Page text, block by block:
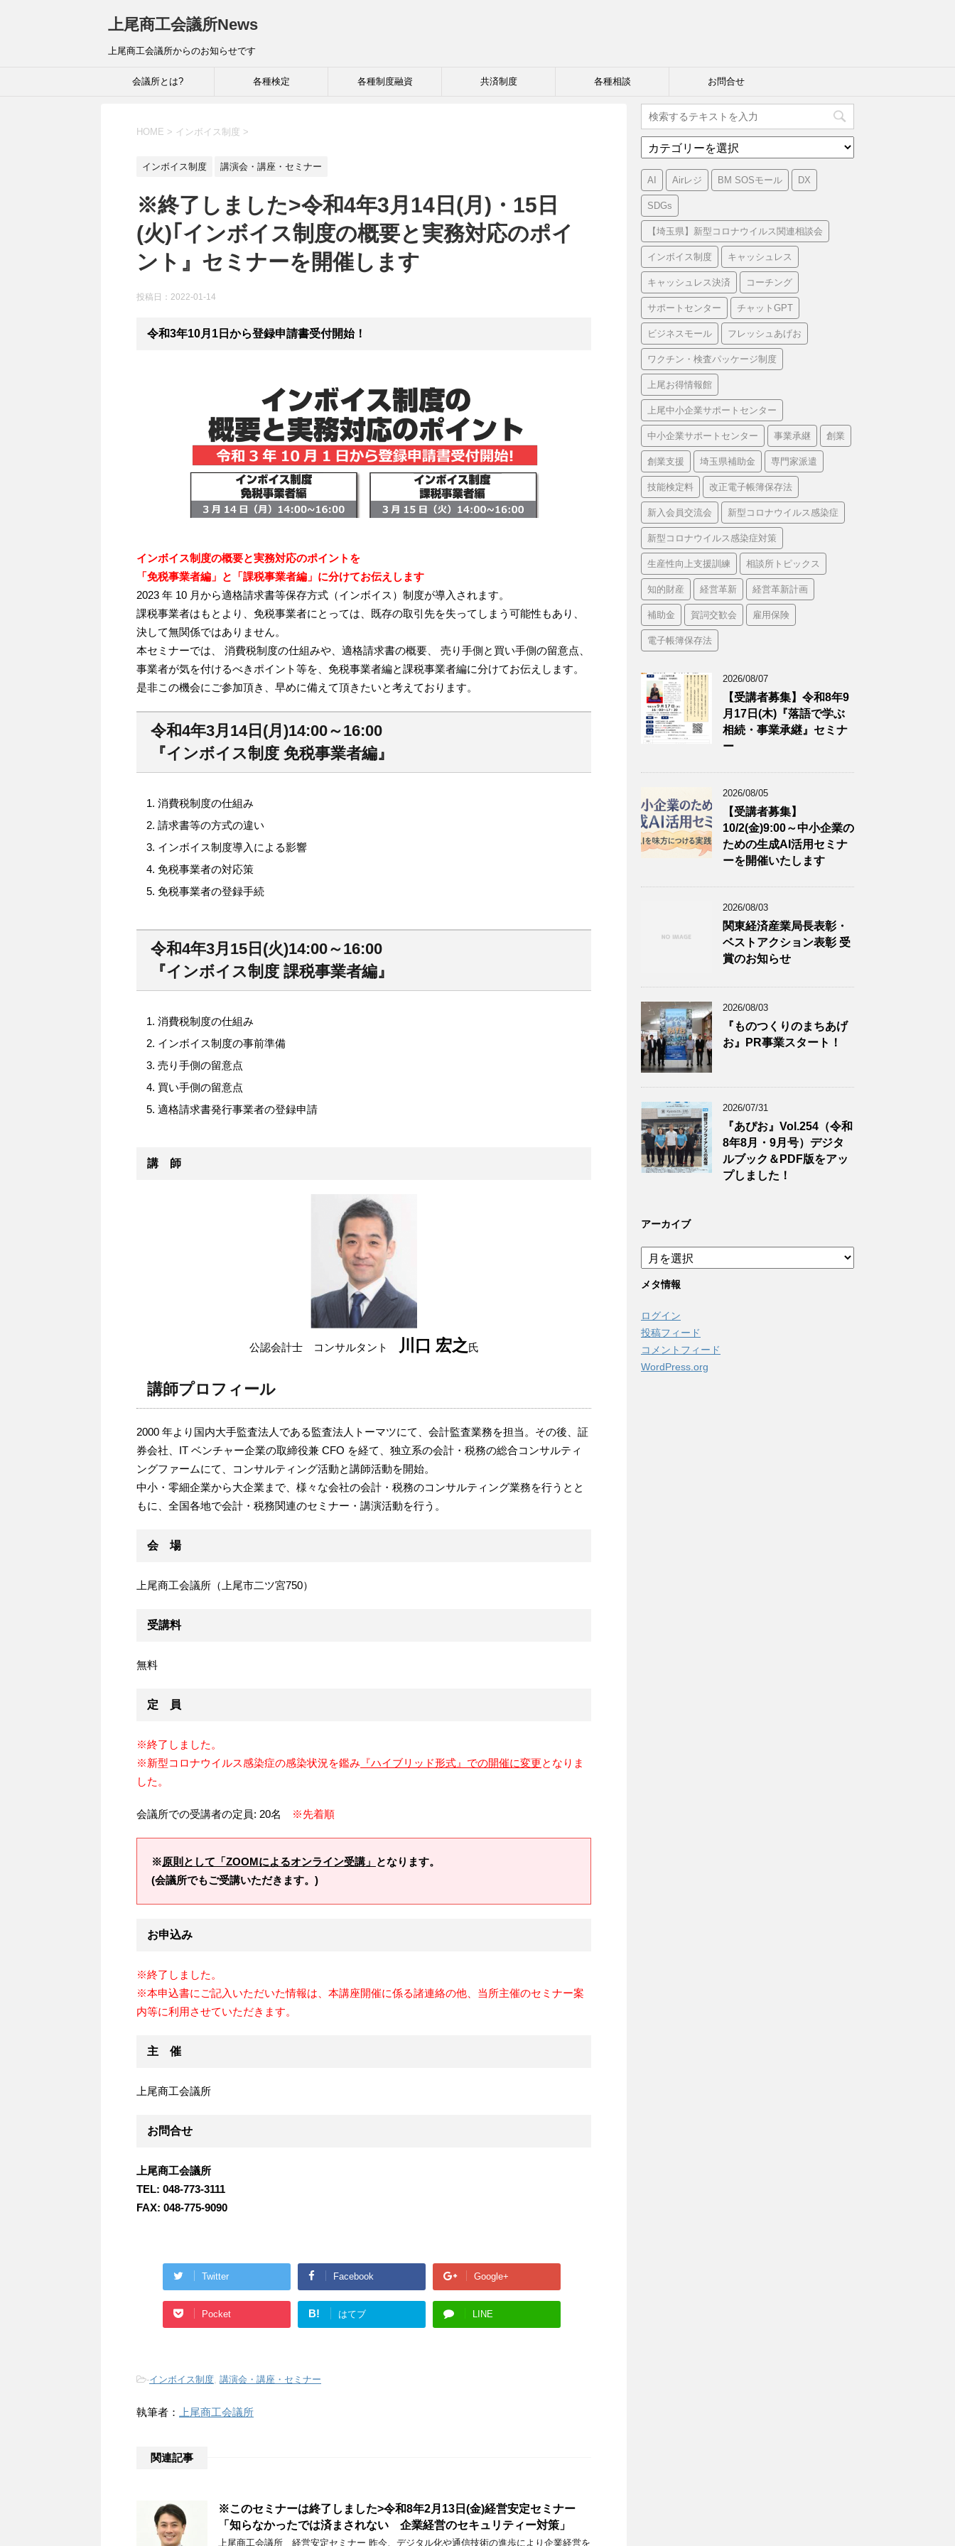
上尾商工会議所News
上尾商工会議所からのお知らせです
会議所とは? 各種検定 各種制度融資 共済制度 各種相談 お問合せ
HOME > インボイス制度 >
インボイス制度 講演会・講座・セミナー
※終了しました>令和4年3月14日(月)・15日
(火)｢インボイス制度の概要と実務対応のポイ
ント』セミナーを開催します
投稿日： 2022-01-14
令和3年10月1日から登録申請書受付開始！
インボイス制度の概要と実務対応のポイントを
「免税事業者編」と「課税事業者編」に分けてお伝えします
2023 年 10 月から適格請求書等保存方式（インボイス）制度が導入されます。
課税事業者はもとより、免税事業者にとっては、既存の取引先を失ってしまう可能性もあり、
決して無関係ではありません。
本セミナーでは、 消費税制度の仕組みや、適格請求書の概要、 売り手側と買い手側の留意点、
事業者が気を付けるべきポイント等を、免税事業者編と課税事業者編に分けてお伝えします。
是非この機会にご参加頂き、早めに備えて頂きたいと考えております。
令和4年3月14日(月)14:00～16:00
『インボイス制度 免税事業者編』
消費税制度の仕組み
請求書等の方式の違い
インボイス制度導入による影響
免税事業者の対応策
免税事業者の登録手続
令和4年3月15日(火)14:00～16:00
『インボイス制度 課税事業者編』
消費税制度の仕組み
インボイス制度の事前準備
売り手側の留意点
買い手側の留意点
適格請求書発行事業者の登録申請
講 師
公認会計士 コンサルタント 川口 宏之氏
講師プロフィール
2000 年より国内大手監査法人である監査法人トーマツにて、会計監査業務を担当。その後、証
券会社、IT ベンチャー企業の取締役兼 CFO を経て、独立系の会計・税務の総合コンサルティ
ングファームにて、コンサルティング活動と講師活動を開始。
中小・零細企業から大企業まで、様々な会社の会計・税務のコンサルティング業務を行うとと
もに、全国各地で会計・税務関連のセミナー・講演活動を行う。
会 場
上尾商工会議所（上尾市二ツ宮750）
受講料
無料
定 員
※終了しました。
※新型コロナウイルス感染症の感染状況を鑑み 『ハイブリッド形式』での開催に変更となりま
した。
会議所での受講者の定員: 20名 ※先着順
※原則として「ZOOMによるオンライン受講」 となります。
(会議所でもご受講いただきます。)
お申込み
※終了しました。
※本申込書にご記入いただいた情報は、本講座開催に係る諸連絡の他、当所主催のセミナー案
内等に利用させていただきます。
主 催
上尾商工会議所
お問合せ
上尾商工会議所
TEL: 048-773-3111
FAX: 048-775-9090
Twitter Facebook Google+
Pocket B! はてブ LINE
-インボイス制度 講演会・講座・セミナー
執筆者： 上尾商工会議所
関連記事
※このセミナーは終了しました>令和8年2月13日(金)経営安定セミナー
「知らなかったでは済まされない 企業経営のセキュリティー対策」
上尾商工会議所 経営安定セミナー 昨今、デジタル化や通信技術の進歩により企業経営を
テ
ゴ
リ
ー
AI Airレジ BM SOSモール DX
SDGs
【埼玉県】新型コロナウイルス関連相談会
インボイス制度 キャッシュレス
キャッシュレス決済 コーチング
サポートセンター チャットGPT
ビジネスモール フレッシュあげお
ワクチン・検査パッケージ制度
上尾お得情報館
上尾中小企業サポートセンター
中小企業サポートセンター 事業承継 創業
創業支援 埼玉県補助金 専門家派遣
技能検定料 改正電子帳簿保存法
新入会員交流会 新型コロナウイルス感染症
新型コロナウイルス感染症対策
生産性向上支援訓練 相談所トピックス
知的財産 経営革新 経営革新計画
補助金 賀詞交歓会 雇用保険
電子帳簿保存法
2026/08/07
【受講者募集】令和8年9
月17日(木)『落語で学ぶ
相続・事業承継』セミナ
ー
2026/08/05
【受講者募集】
10/2(金)9:00～中小企業の
ための生成AI活用セミナ
ーを開催いたします
2026/08/03
関東経済産業局長表彰・
ベストアクション表彰 受
賞のお知らせ
2026/08/03
『ものつくりのまちあげ
お』PR事業スタート！
2026/07/31
『あぴお』Vol.254（令和
8年8月・9月号）デジタ
ルブック＆PDF版をアッ
プしました！
アーカイブ
ア
ー
カ
ブ
メタ情報
ログイン
投稿フィード
コメントフィード
WordPress.org